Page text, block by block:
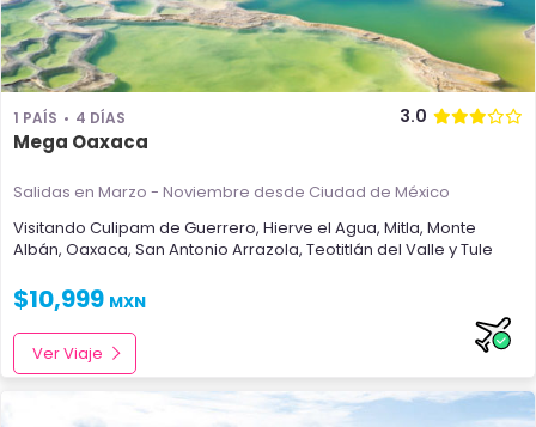
1 PAÍS 4 DÍAS 3.0
Mega Oaxaca
Salidas en Marzo - Noviembre desde Ciudad de México
Visitando Culipam de Guerrero, Hierve el Agua, Mitla, Monte
Albán, Oaxaca, San Antonio Arrazola, Teotitlán del Valle yTule
$10,999 MXN
Ver Viaje